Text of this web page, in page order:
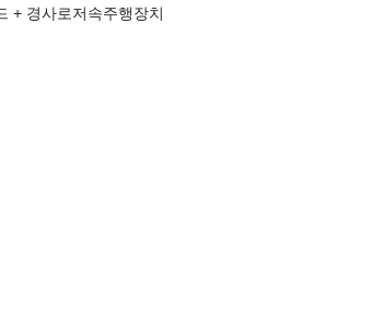
+ 경사로저속주행장치